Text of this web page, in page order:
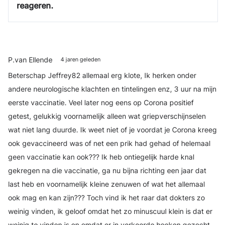
reageren.
P.van Ellende 4 jaren geleden
Beterschap Jeffrey82 allemaal erg klote, Ik herken onder
andere neurologische klachten en tintelingen enz, 3 uur na mijn
eerste vaccinatie. Veel later nog eens op Corona positief
getest, gelukkig voornamelijk alleen wat griepverschijnselen
wat niet lang duurde. Ik weet niet of je voordat je Corona kreeg
ook gevaccineerd was of net een prik had gehad of helemaal
geen vaccinatie kan ook??? Ik heb ontiegelijk harde knal
gekregen na die vaccinatie, ga nu bijna richting een jaar dat
last heb en voornamelijk kleine zenuwen of wat het allemaal
ook mag en kan zijn??? Toch vind ik het raar dat dokters zo
weinig vinden, ik geloof omdat het zo minuscuul klein is dat er